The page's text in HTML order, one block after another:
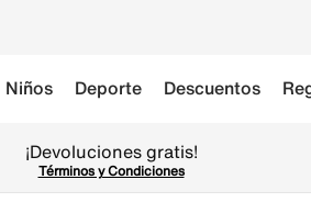
Niños Deporte Descuentos
¡Devoluciones gratis!
Términos y Condiciones